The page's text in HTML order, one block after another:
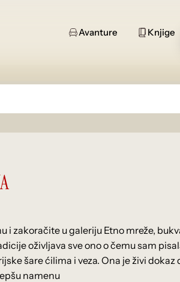
Avanture Knjige
zakoračite u galeriju Etno mreže,
oživljava sve ono o čemu sam
šare ćilima i veza. Ona je živi
namenu